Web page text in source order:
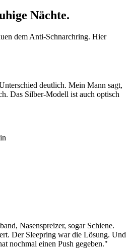
Nächte.
dem Anti-Schnarchring. Hier
deutlich. Mein Mann sagt,
Das Silber-Modell ist auch optisch
Nasenspreizer, sogar Schiene.
Der Sleepring war die Lösung. Und
nochmal einen Push gegeben."